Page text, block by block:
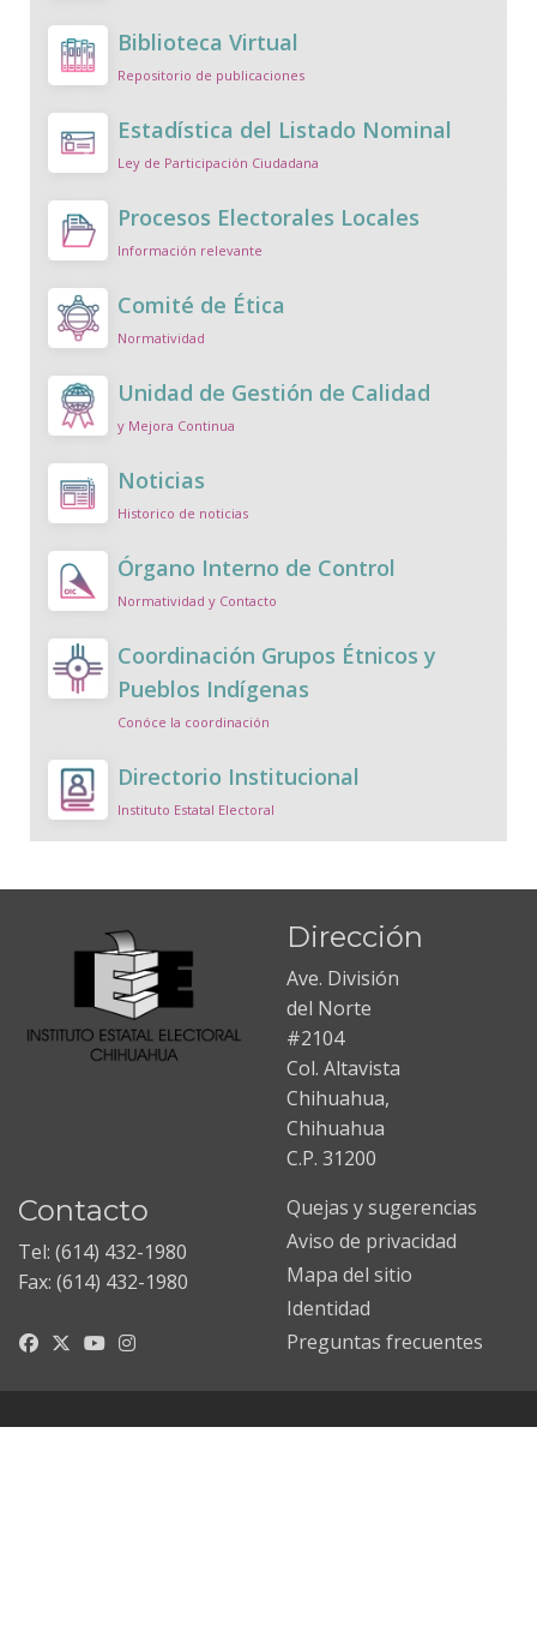
Biblioteca Virtual
Repositorio de publicaciones
Estadística del Listado Nominal
Ley de Participación Ciudadana
Procesos Electorales Locales
Información relevante
Comité de Ética
Normatividad
Unidad de Gestión de Calidad
y Mejora Continua
Noticias
Historico de noticias
Órgano Interno de Control
Normatividad y Contacto
Coordinación Grupos Étnicos y
Pueblos Indígenas
Conóce la coordinación
Directorio Institucional
Instituto Estatal Electoral
Dirección
Ave. División
del Norte
#2104
Col. Altavista
Chihuahua,
Chihuahua
C.P. 31200
Contacto
Tel: (614) 432-1980
Fax: (614) 432-1980
Quejas y sugerencias
Aviso de privacidad
Mapa del sitio
Identidad
Preguntas frecuentes